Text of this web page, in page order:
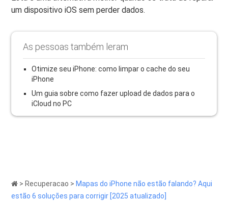
um dispositivo iOS sem perder dados.
As pessoas também leram
Otimize seu iPhone: como limpar o cache do seu
iPhone
Um guia sobre como fazer upload de dados para o
iCloud no PC
> Recuperacao > Mapas do iPhone não estão falando? Aqui
estão 6 soluções para corrigir [2025 atualizado]